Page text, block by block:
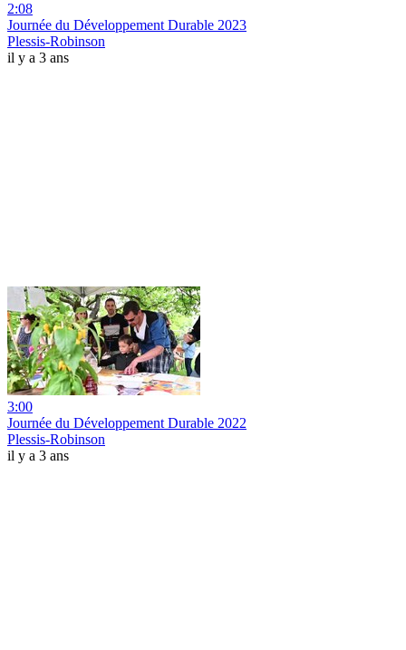
2:08
Journée du Développement Durable 2023
Plessis-Robinson
il y a 3 ans
3:00
Journée du Développement Durable 2022
Plessis-Robinson
il y a 3 ans